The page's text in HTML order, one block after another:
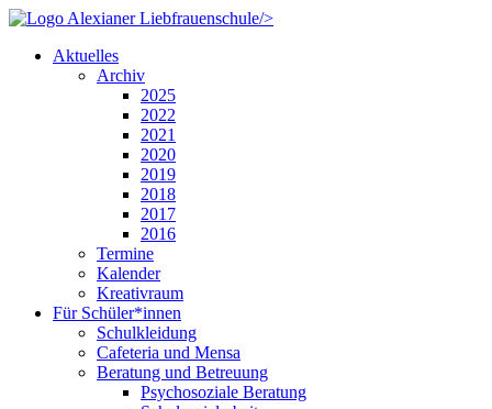
/>
Aktuelles
Archiv
2025
2022
2021
2020
2019
2018
2017
2016
Termine
Kalender
Kreativraum
Für Schüler*innen
Schulkleidung
Cafeteria und Mensa
Beratung und Betreuung
Psychosoziale Beratung